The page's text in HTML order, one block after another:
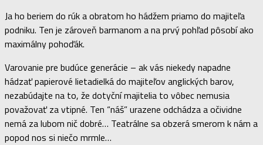
Ja ho beriem do rúk a obratom ho hádžem priamo do majiteľa
podniku. Ten je zároveň barmanom a na prvý pohľad pôsobí ako
maximálny pohoďák.
Varovanie pre budúce generácie – ak vás niekedy napadne
hádzať papierové lietadielká do majiteľov anglických barov,
nezabúdajte na to, že dotyční majitelia to vôbec nemusia
považovať za vtipné. Ten “náš” urazene odchádza a očividne
nemá za lubom nič dobré… Teatrálne sa obzerá smerom k nám a
popod nos si niečo mrmle…